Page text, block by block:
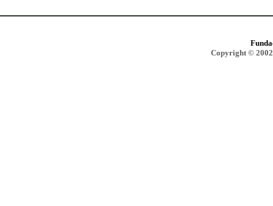
Copyright ©